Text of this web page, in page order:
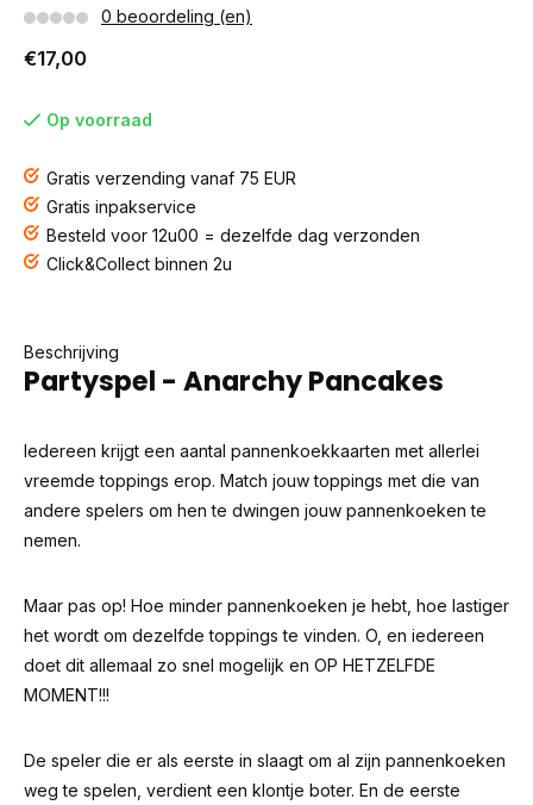
0 beoordeling (en)
€17,00
Op voorraad
Gratis verzending vanaf 75 EUR
Gratis inpakservice
Besteld voor 12u00 = dezelfde dag verzonden
Click&Collect binnen 2u
Beschrijving
Partyspel - Anarchy Pancakes
Iedereen krijgt een aantal pannenkoekkaarten met allerlei
vreemde toppings erop. Match jouw toppings met die van
andere spelers om hen te dwingen jouw pannenkoeken te
nemen.
Maar pas op! Hoe minder pannenkoeken je hebt, hoe lastiger
het wordt om dezelfde toppings te vinden. O, en iedereen
doet dit allemaal zo snel mogelijk en OP HETZELFDE
MOMENT!!!
De speler die er als eerste in slaagt om al zijn pannenkoeken
weg te spelen, verdient een klontje boter. En de eerste